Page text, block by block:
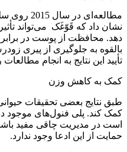
مطالعه‌ای
دهد. محافظت از پوست در
بالقوه به جلوگیری از پیری
تأیید این نتایج به انجام
کمک به کاهش وزن
طبق نتایج بعضی تحقیقات
کمک کند. پلی فنول‌های
است در مدیریت چاقی مفید
حمایت از این ادعا وجود ندارد.